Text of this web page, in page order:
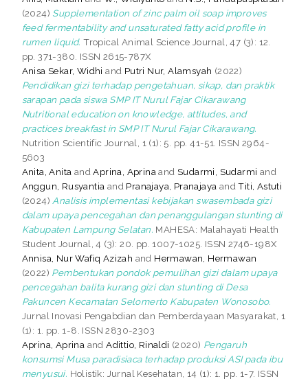
(2024) Supplementation of zinc palm oil soap improves
feed fermentability and unsaturated fatty acid profile in
rumen liquid. Tropical Animal Science Journal, 47 (3): 12.
pp. 371-380. ISSN 2615-787X
Anisa Sekar, Widhi and Putri Nur, Alamsyah (2022)
Pendidikan gizi terhadap pengetahuan, sikap, dan praktik
sarapan pada siswa SMP IT Nurul Fajar Cikarawang
Nutritional education on knowledge, attitudes, and
practices breakfast in SMP IT Nurul Fajar Cikarawang.
Nutrition Scientific Journal, 1 (1): 5. pp. 41-51. ISSN 2964-
5603
Anita, Anita andAprina, Aprina andSudarmi, Sudarmi and
Anggun, Rusyantia and Pranajaya, Pranajaya andTiti, Astuti
(2024) Analisis implementasi kebijakan swasembada gizi
dalam upaya pencegahan dan penanggulangan stunting di
Kabupaten Lampung Selatan. MAHESA: Malahayati Health
Student Journal, 4 (3): 20. pp. 1007-1025. ISSN 2746-198X
Annisa, Nur Wafiq Azizah and Hermawan, Hermawan
(2022) Pembentukan pondok pemulihan gizi dalam upaya
pencegahan balita kurang gizi dan stunting di Desa
Pakuncen Kecamatan Selomerto Kabupaten Wonosobo.
Jurnal Inovasi Pengabdian dan Pemberdayaan Masyarakat, 1
(1): 1. pp. 1-8. ISSN 2830-2303
Aprina, Aprina andAdittio, Rinaldi (2020) Pengaruh
konsumsi Musa paradisiaca terhadap produksi ASI pada ibu
menyusui. Holistik: Jurnal Kesehatan, 14 (1): 1. pp. 1-7. ISSN